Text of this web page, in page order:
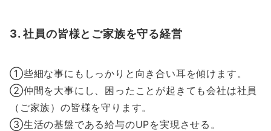
3. 社員の皆様とご家族を守る経営
①些細な事にもしっかりと向き合い耳を傾けます。
②仲間を大事にし、困ったことが起きても会社は社員
（ご家族）の皆様を守ります。
③生活の基盤である給与のUPを実現させる。